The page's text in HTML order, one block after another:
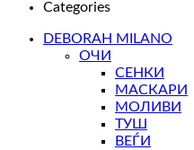
Categories
DEBORAH MILANO
ОЧИ
СЕНКИ
МАСКАРИ
МОЛИВИ
ТУШ
ВЕЃИ